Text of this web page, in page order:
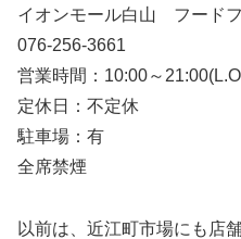
イオンモール白山 フード
076-256-3661
営業時間：10:00～
定休日：不定休
駐車場：有
全席禁煙
以前は、近江町市場にも店